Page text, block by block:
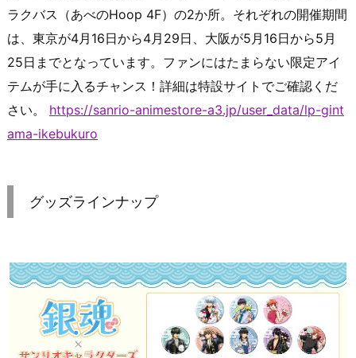
ラクバス（あべのHoop 4F）の2か所。それぞれの開催期間
は、東京が4月16日から4月29日、大阪が5月16日から5月
25日までとなっています。ファンにはたまらない限定アイ
テムが手に入るチャンス！詳細は特設サイトでご確認くだ
さい。
https://sanrio-animestore-a3.jp/user_data/lp-gint
ama-ikebukuro
グッズラインナップ